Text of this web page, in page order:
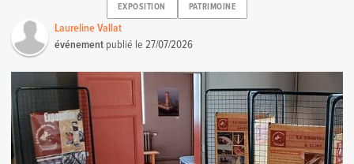
EXPOSITION PATRIMOINE
Laureline Vallat
événement publié le27/07/2026